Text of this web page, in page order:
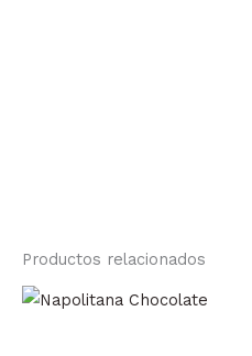
Productos relacionados